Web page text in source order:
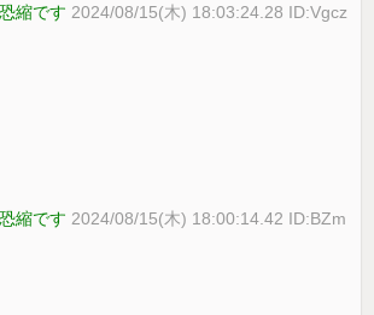
縮です 2024/08/15(木) 18:03:24.28 ID:Vgcz
縮です 2024/08/15(木) 18:00:14.42 ID:BZm